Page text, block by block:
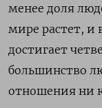
менее доля
мире растет, и
достигает
большинство
отношения ни